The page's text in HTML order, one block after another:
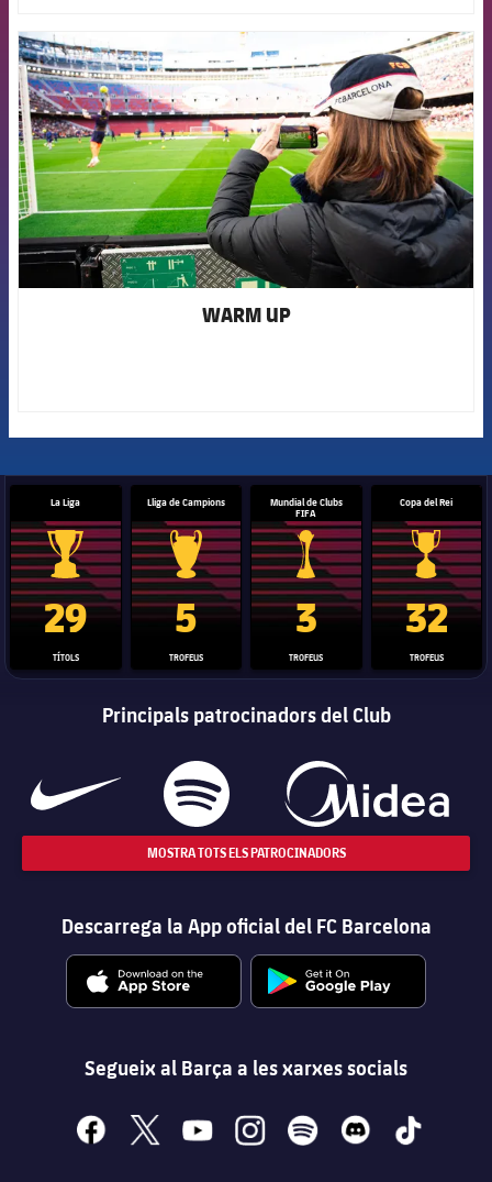
WARM UP
La Liga
Trofeu de la Liga
29
TÍTOLS
Lliga de Campions
Trofeu de la Lliga de Campions
5
TROFEUS
Mundial de Clubs
FIFA
Trofeu del Mundial de Clubs
3
TROFEUS
Copa del Rei
Copa del
32
TROFEUS
Principals patrocinadors del Club
MOSTRA TOTS ELS PATROCINADORS
Descarrega la App oficial del FC Barcelona
Segueix al Barça a les xarxes socials
facebook
x youtubeinstagramspotify discord tiktok